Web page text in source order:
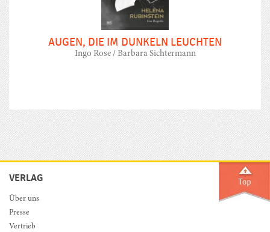
AUGEN, DIE IM DUNKELN LEUCHTEN
Ingo Rose / Barbara Sichtermann
VERLAG
Über uns
Presse
Vertrieb